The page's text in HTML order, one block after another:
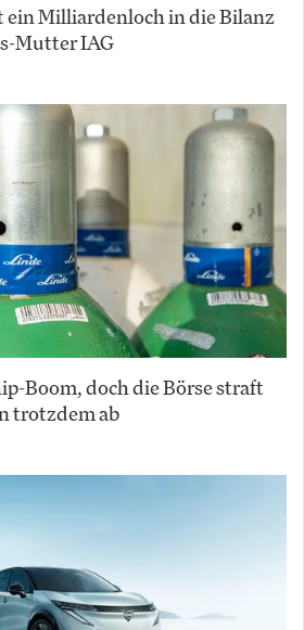
ein Milliardenloch in die Bilanz
Mutter IAG
Boom, doch die Börse straft
trotzdem ab